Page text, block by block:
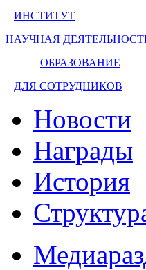
ИНСТИТУТ
НАУЧНАЯ
ОБРАЗОВАНИЕ
ДЛЯ СОТРУДНИКОВ
Новости
Награды
История